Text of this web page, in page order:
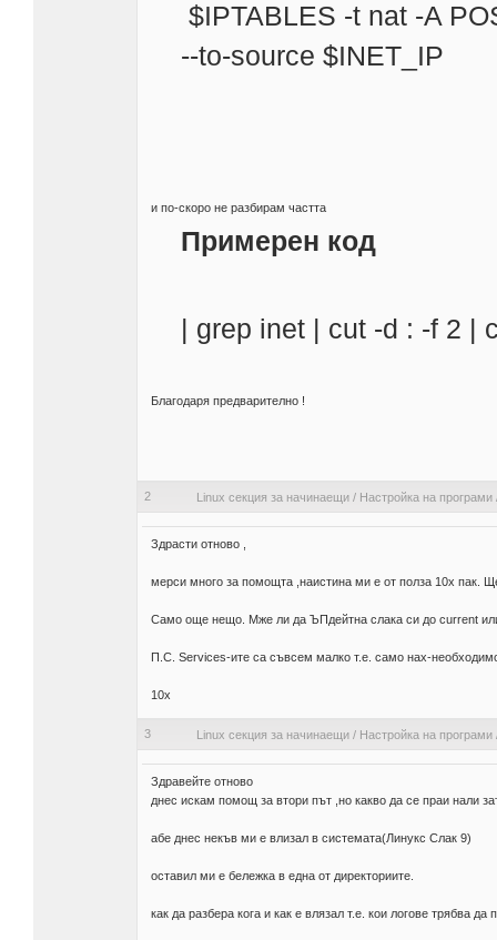
$IPTABLES -t nat -A
--to-source $INET_IP
и по-скоро не разбирам частта
Примерен код
| grep inet | cut -d : -f 2 |
Благодаря предварително !
2 Linux секция за начинаещи / Настройка на програми
Здрасти отново ,
мерси много за помощта ,наистина ми е от полза 10х пак.
Само още нещо. Мже ли да ЪПдейтна слака си до current
П.С. Services-ите са съвсем малко т.е. само нах-
10х
3 Linux секция за начинаещи / Настройка на програми
Здравейте отново
днес искам помощ за втори път ,но какво да се праи нали
абе днес некъв ми е влизал в системата(Линукс Слак 9)
оставил ми e бележка в една от директориите.
как да разбера кога и как е влязал т.е. кои логове трябва